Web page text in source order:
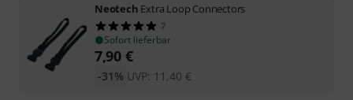
Neotech Extra Loop Connectors
7
Sofort lieferbar
7,90 €
UVP: 11,40 €
-31%